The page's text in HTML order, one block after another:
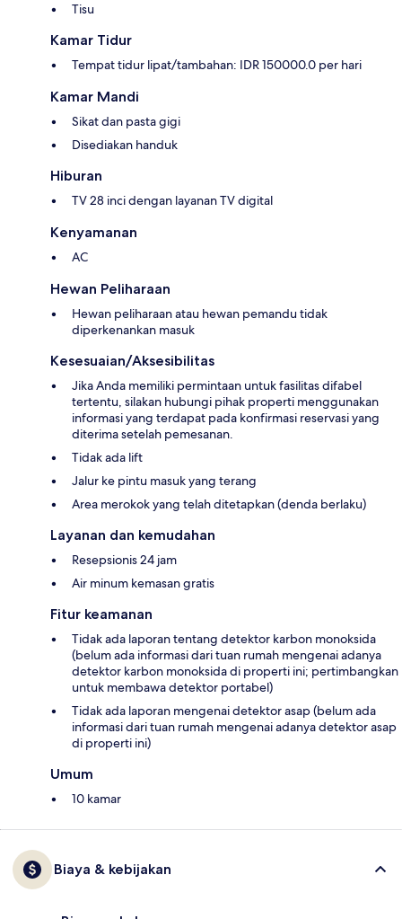
Tisu
Kamar Tidur
Tempat tidur lipat/tambahan: IDR 150000.0 per hari
Kamar Mandi
Sikat dan pasta gigi
Disediakan handuk
Hiburan
TV 28 inci dengan layanan TV digital
Kenyamanan
AC
Hewan Peliharaan
Hewan peliharaan atau hewan pemandu tidak
diperkenankan masuk
Kesesuaian/Aksesibilitas
Jika Anda memiliki permintaan untuk fasilitas difabel
tertentu, silakan hubungi pihak properti menggunakan
informasi yang terdapat pada konfirmasi reservasi yang
diterima setelah pemesanan.
Tidak ada lift
Jalur ke pintu masuk yang terang
Area merokok yang telah ditetapkan (denda berlaku)
Layanan dan kemudahan
Resepsionis 24 jam
Air minum kemasan gratis
Fitur keamanan
Tidak ada laporan tentang detektor karbon monoksida
(belum ada informasi dari tuan rumah mengenai adanya
detektor karbon monoksida di properti ini; pertimbangkan
untuk membawa detektor portabel)
Tidak ada laporan mengenai detektor asap (belum ada
informasi dari tuan rumah mengenai adanya detektor asap
di properti ini)
Umum
10 kamar
Biaya & kebijakan